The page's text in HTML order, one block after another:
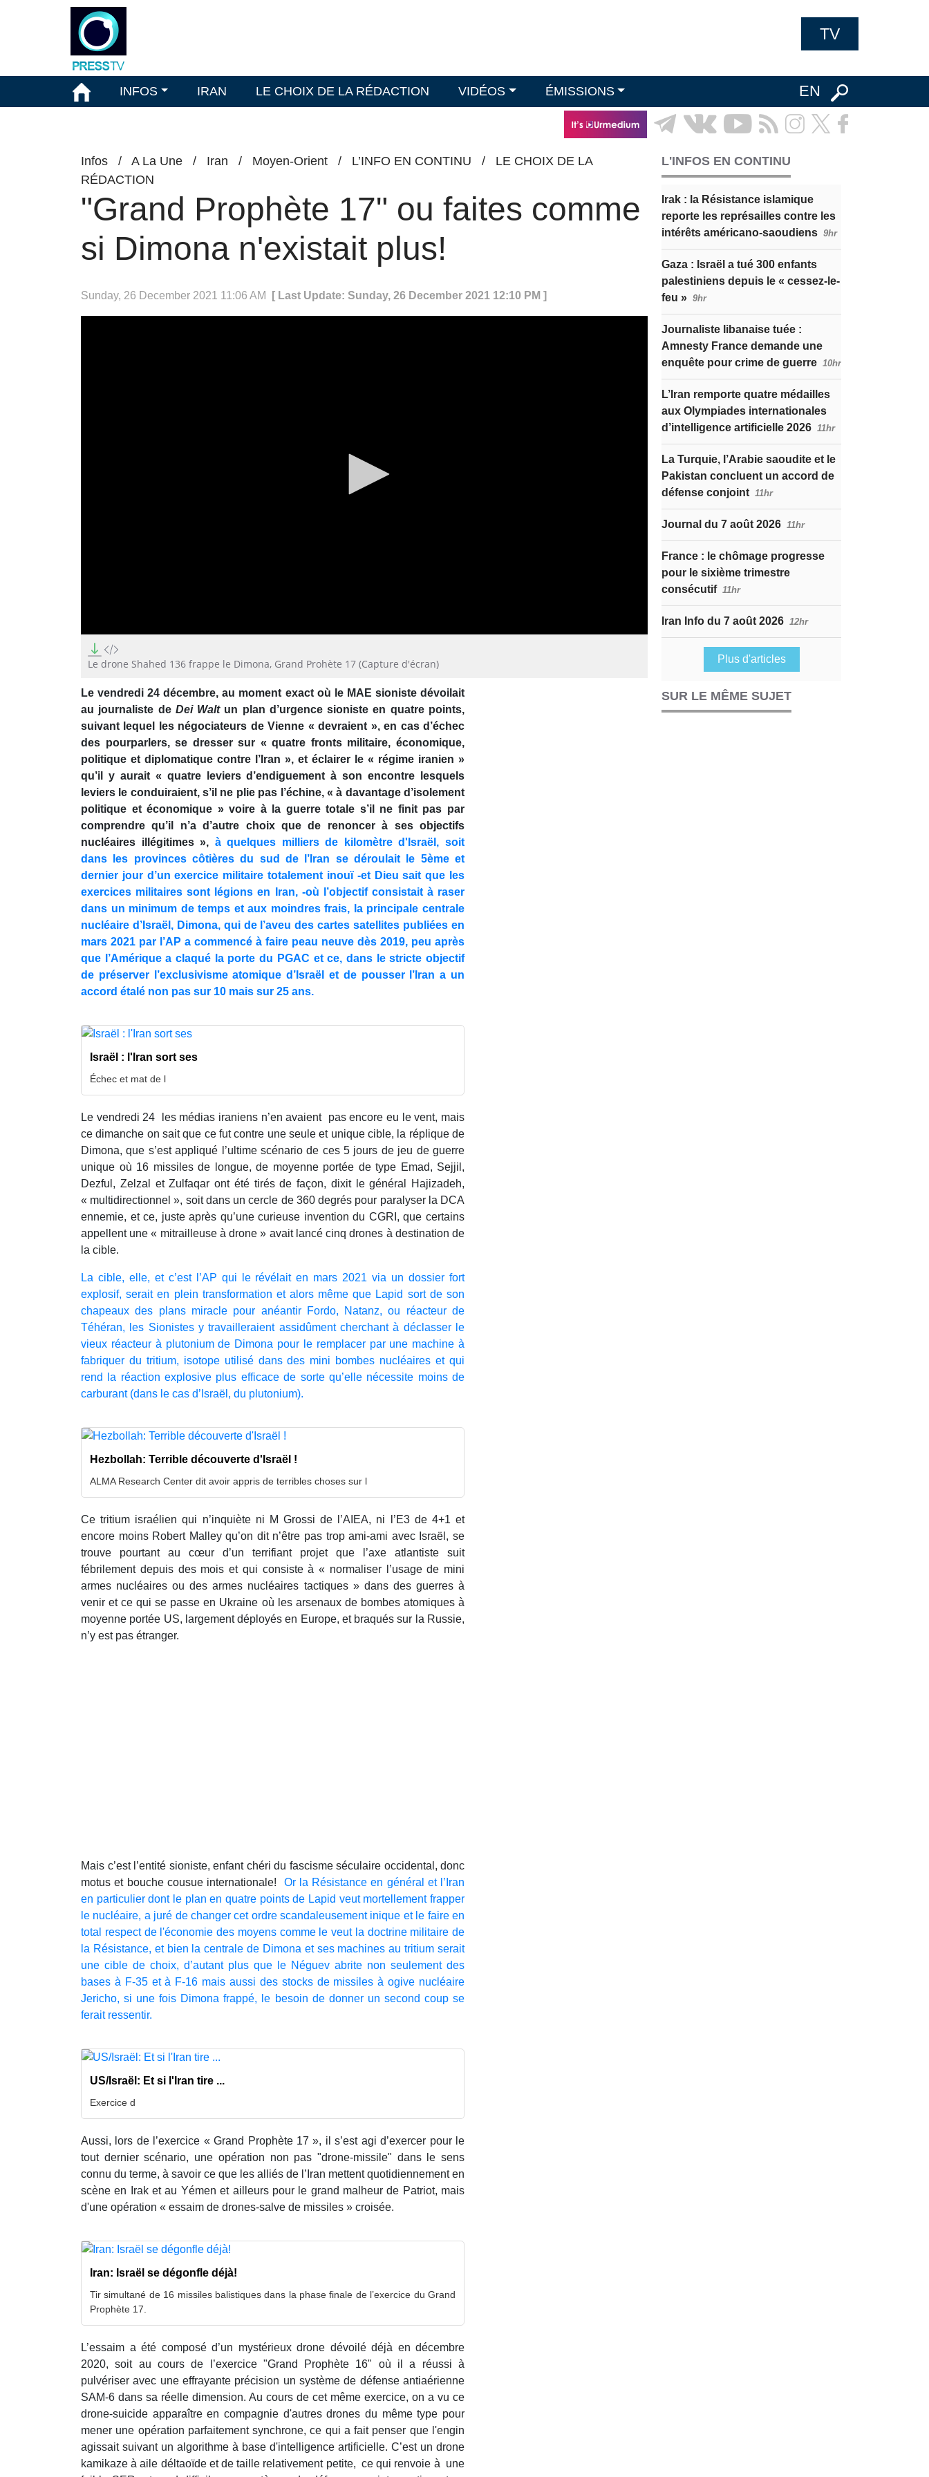
TV
INFOS IRAN LE CHOIX DE LA RÉDACTION VIDÉOS ÉMISSIONS EN
Infos / A La Une / Iran / Moyen-Orient / L’INFO EN CONTINU /
LE CHOIX DE LA
RÉDACTION
"Grand Prophète 17" ou faites comme
si Dimona n'existait plus!
Sunday, 26 December 2021 11:06 AM [ Last Update: Sunday, 26 December 2021 12:10 PM ]
seconds
of
39
secondsVolume
90%
Le drone Shahed 136 frappe le Dimona, Grand Prohète 17 (Capture d'écran)
Le vendredi 24 décembre, au moment exact où le MAE sioniste dévoilait
au journaliste de Dei Walt un plan d’urgence sioniste en quatre points,
suivant lequel les négociateurs de Vienne « devraient », en cas d’échec
des pourparlers, se dresser sur « quatre fronts militaire, économique,
politique et diplomatique contre l’Iran », et éclairer le « régime iranien »
qu’il y aurait « quatre leviers d’endiguement à son encontre lesquels
leviers le conduiraient, s’il ne plie pas l’échine, « à davantage d’isolement
politique et économique » voire à la guerre totale s’il ne finit pas par
comprendre qu’il n’a d’autre choix que de renoncer à ses objectifs
nucléaires illégitimes », à quelques milliers de kilomètre d'Israël, soit
dans les provinces côtières du sud de l’Iran se déroulait le 5ème et
dernier jour d’un exercice militaire totalement inouï -et Dieu sait que les
exercices militaires sont légions en Iran, -où l’objectif consistait à raser
dans un minimum de temps et aux moindres frais, la principale centrale
nucléaire d’Israël, Dimona, qui de l’aveu des cartes satellites publiées en
mars 2021 par l’AP a commencé à faire peau neuve dès 2019, peu après
que l’Amérique a claqué la porte du PGAC et ce, dans le stricte objectif
de préserver l’exclusivisme atomique d’Israël et de pousser l’Iran a un
accord étalé non pas sur 10 mais sur 25 ans.
Israël : l'Iran sort ses
Échec et mat de l
Le vendredi 24 les médias iraniens n’en avaient pas encore eu le vent, mais
ce dimanche on sait que ce fut contre une seule et unique cible, la réplique de
Dimona, que s’est appliqué l’ultime scénario de ces 5 jours de jeu de guerre
unique où 16 missiles de longue, de moyenne portée de type Emad, Sejjil,
Dezful, Zelzal et Zulfaqar ont été tirés de façon, dixit le général Hajizadeh,
« multidirectionnel », soit dans un cercle de 360 degrés pour paralyser la DCA
ennemie, et ce, juste après qu’une curieuse invention du CGRI, que certains
appellent une « mitrailleuse à drone » avait lancé cinq drones à destination de
la cible.
La cible, elle, et c’est l’AP qui le révélait en mars 2021 via un dossier fort
explosif, serait en plein transformation et alors même que Lapid sort de son
chapeaux des plans miracle pour anéantir Fordo, Natanz, ou réacteur de
Téhéran, les Sionistes y travailleraient assidûment cherchant à déclasser le
vieux réacteur à plutonium de Dimona pour le remplacer par une machine à
fabriquer du tritium, isotope utilisé dans des mini bombes nucléaires et qui
rend la réaction explosive plus efficace de sorte qu’elle nécessite moins de
carburant (dans le cas d’Israël, du plutonium).
Hezbollah: Terrible découverte d'Israël !
ALMA Research Center dit avoir appris de terribles choses sur l
Ce tritium israélien qui n’inquiète ni M Grossi de l’AIEA, ni l’E3 de 4+1 et
encore moins Robert Malley qu’on dit n’être pas trop ami-ami avec Israël, se
trouve pourtant au cœur d’un terrifiant projet que l’axe atlantiste suit
fébrilement depuis des mois et qui consiste à « normaliser l’usage de mini
armes nucléaires ou des armes nucléaires tactiques » dans des guerres à
venir et ce qui se passe en Ukraine où les arsenaux de bombes atomiques à
moyenne portée US, largement déployés en Europe, et braqués sur la Russie,
n’y est pas étranger.
Mais c’est l’entité sioniste, enfant chéri du fascisme séculaire occidental, donc
motus et bouche cousue internationale!
Or la Résistance en général et l’Iran
en particulier dont le plan en quatre points de Lapid veut mortellement frapper
le nucléaire, a juré de changer cet ordre scandaleusement inique et le faire en
total respect de l'économie des moyens comme le veut la doctrine militaire de
la Résistance, et bien la centrale de Dimona et ses machines au tritium serait
une cible de choix, d’autant plus que le Néguev abrite non seulement des
bases à F-35 et à F-16 mais aussi des stocks de missiles à ogive nucléaire
Jericho, si une fois Dimona frappé, le besoin de donner un second coup se
ferait ressentir.
US/Israël: Et si l'Iran tire ...
Exercice d
Aussi, lors de l’exercice « Grand Prophète 17 », il s’est agi d’exercer pour le
tout dernier scénario, une opération non pas "drone-missile" dans le sens
connu du terme, à savoir ce que les alliés de l’Iran mettent quotidiennement en
scène en Irak et au Yémen et ailleurs pour le grand malheur de Patriot, mais
d'une opération « essaim de drones-salve de missiles » croisée.
Iran: Israël se dégonfle déjà!
Tir simultané de 16 missiles balistiques dans la phase finale de l’exercice du Grand
Prophète 17.
L’essaim a été composé d’un mystérieux drone dévoilé déjà en décembre
2020, soit au cours de l’exercice "Grand Prophète 16" où il a réussi à
pulvériser avec une effrayante précision un système de défense antiaérienne
SAM-6 dans sa réelle dimension. Au cours de cet même exercice, on a vu ce
drone-suicide apparaître en compagnie d'autres drones du même type pour
mener une opération parfaitement synchrone, ce qui a fait penser que l'engin
agissait suivant un algorithme à base d'intelligence artificielle. C’est un drone
kamikaze à aile déltaoïde et de taille relativement petite, ce qui renvoie à une
L'INFOS EN CONTINU
Irak : la Résistance islamique
reporte les représailles contre les
intérêts américano-saoudiens 9hr
Gaza : Israël a tué 300 enfants
palestiniens depuis le « cessez-le-
feu » 9hr
Journaliste libanaise tuée :
Amnesty France demande une
enquête pour crime de guerre 10hr
L’Iran remporte quatre médailles
aux Olympiades internationales
d’intelligence artificielle 2026 11hr
La Turquie, l’Arabie saoudite et le
Pakistan concluent un accord de
défense conjoint 11hr
Journal du 7 août 2026 11hr
France : le chômage progresse
pour le sixième trimestre
consécutif 11hr
Iran Info du 7 août 2026 12hr
Plus d'articles
SUR LE MÊME SUJET